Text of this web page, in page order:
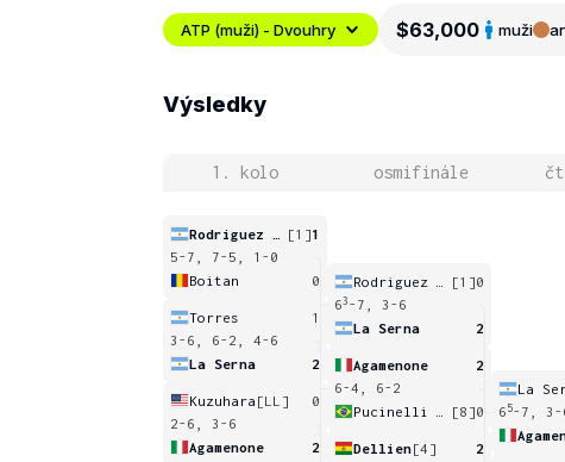
ATP (muži) - Dvouhry $63,000 muži
Výsledky
1. kolo osmifinále
[1]1
5-7, 7-5, 1-0
Boitan
0
Torres
1
3-6, 6-2, 4-6
La Serna
2
Kuzuhara [LL]
0
2-6, 3-6
Agamenone
2
[1]0
63 -7, 3-6
La Serna
2
Agamenone
2
6-4, 6-2
[8]0
Dellien[4]
2
La
6 5-7, 3-